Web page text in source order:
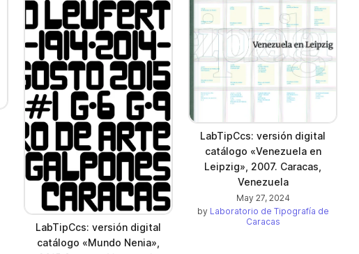
LabTipCcs: versión digital
catálogo «Mundo Nenia»,
LabTipCcs: versión digital
catálogo «Venezuela en
Leipzig», 2007. Caracas,
Venezuela
May 27, 2024
by Laboratorio de Tipografía de
Caracas